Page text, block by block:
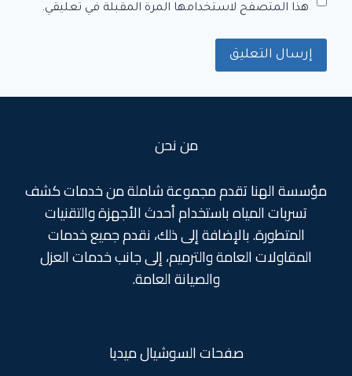
هذا المتصفح لاستخدامها المرة المقبلة في تعليقي.
من نحن
مؤسسة الهنا تقدم مجموعة شاملة من خدمات كشف
تسربات المياه باستخدام أحدث الأجهزة والتقنيات
المتطورة. بالإضافة إلى ذلك، نقدم جميع خدمات
المقاولات العامة والترميم، إلى جانب خدمات العزل
والصيانة العامة.
صفحات السوشيال ميديا